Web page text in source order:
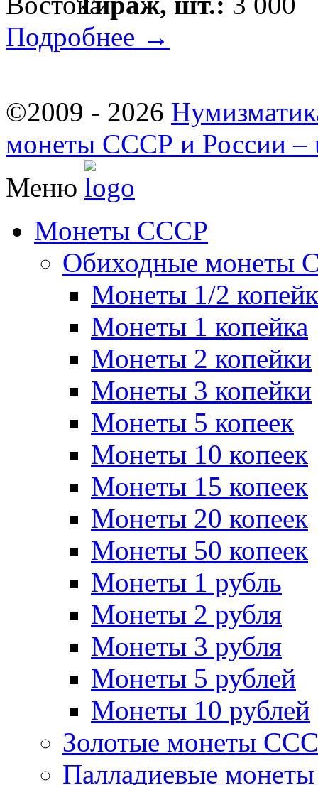
Подробнее →
©2009 - 2026
монеты СССР и России –
Меню
Монеты СССР
Обиходные монеты
Монеты 1/2
Монеты 1 копейка
Монеты 2 копейки
Монеты 3 копейки
Монеты 5 копеек
Монеты 10 копеек
Монеты 15 копеек
Монеты 20 копеек
Монеты 50 копеек
Монеты 1 рубль
Монеты 2 рубля
Монеты 3 рубля
Монеты 5 рублей
Монеты 10 рублей
Золотые монеты
Палладиевые